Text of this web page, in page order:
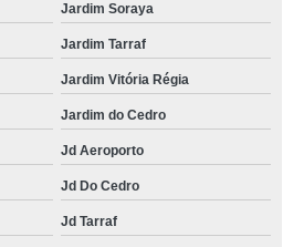
Jardim Soraya
Jardim Tarraf
Jardim Vitória Régia
Jardim do Cedro
Jd Aeroporto
Jd Do Cedro
Jd Tarraf